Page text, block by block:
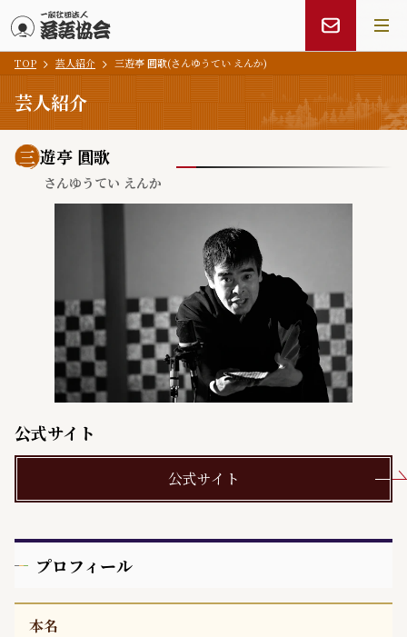
メインコンテンツにスキップ
TOP 芸人紹介 三遊亭 圓歌(さんゆうてい えんか)
芸人紹介
三遊亭 圓歌
さんゆうてい えんか
公式サイト
公式サイト
プロフィール
本名